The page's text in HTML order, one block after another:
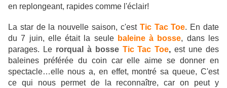
en replongeant, rapides comme l'éclair!
La star de la nouvelle saison, c'est Tic Tac Toe. En date
du 7 juin, elle était la seule baleine à bosse, dans les
parages. Le rorqual à bosse Tic Tac Toe, est une des
baleines préférée du coin car elle aime se donner en
spectacle…elle nous a, en effet, montré sa queue, C'est
ce qui nous permet de la reconnaître, car on peut y